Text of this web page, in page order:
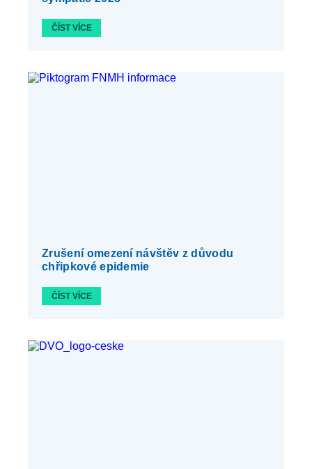
ČÍST VÍCE
Zrušení omezení návštěv z důvodu
chřipkové epidemie
ČÍST VÍCE